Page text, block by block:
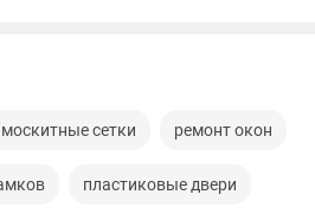
москитные сетки ремонт окон
пластиковые двери